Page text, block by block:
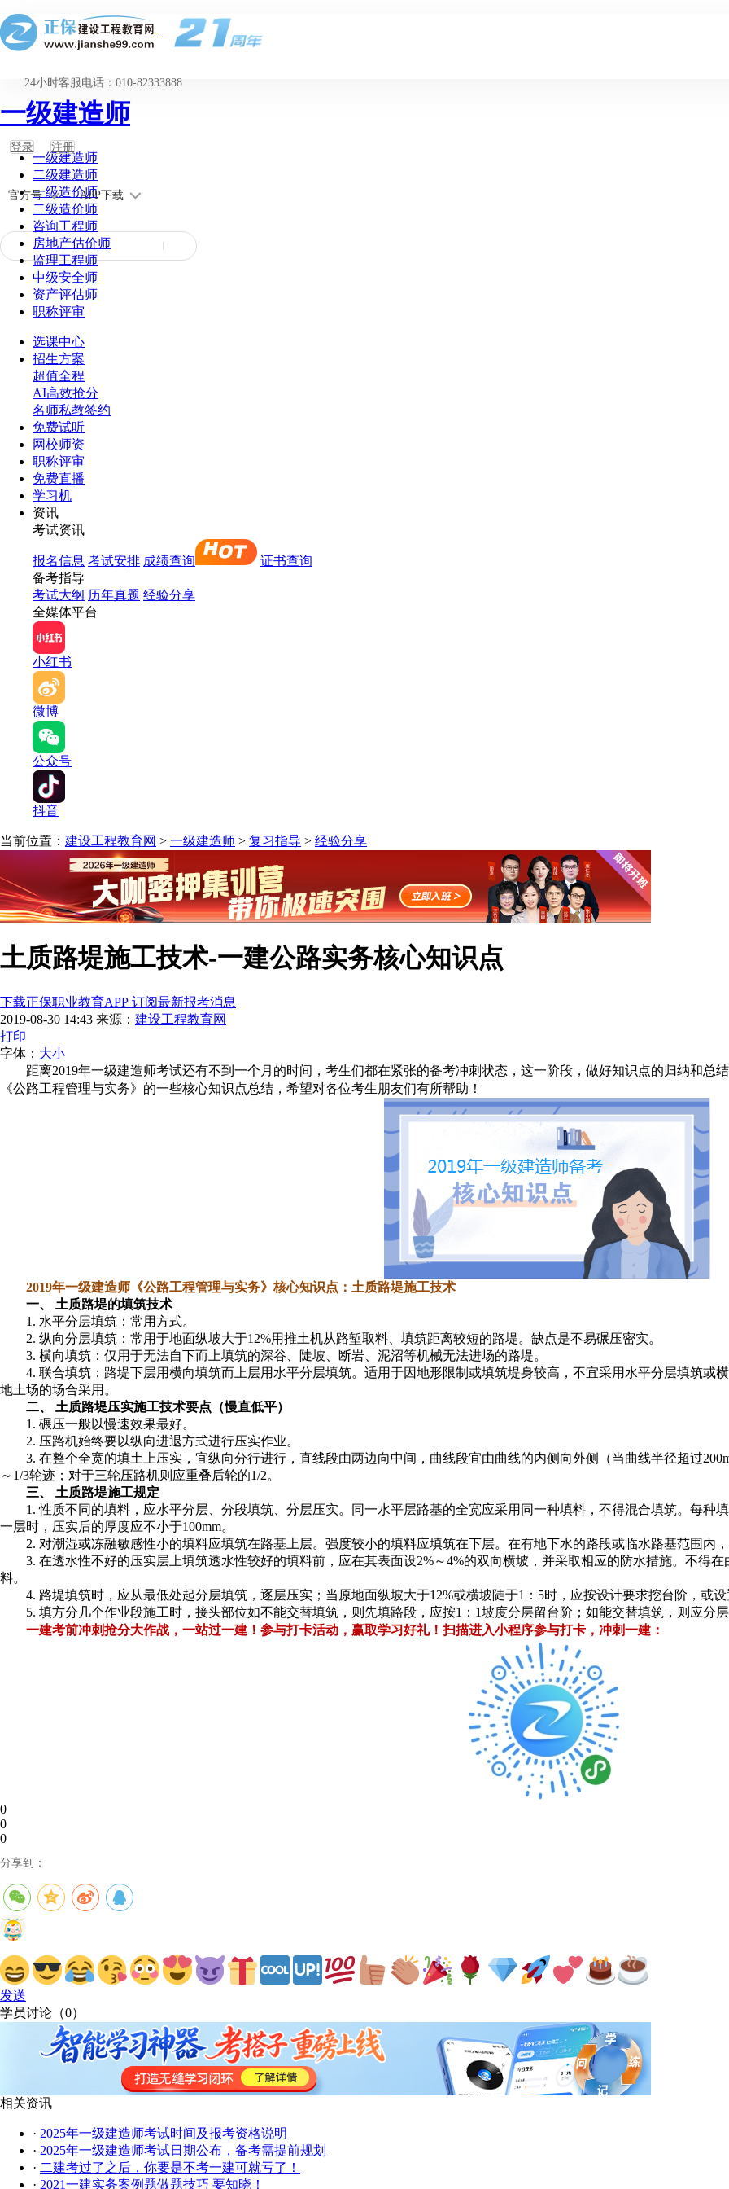
24小时客服电话：010-82333888
登录 注册
官方号 APP下载
一级建造师
一级建造师
二级建造师
一级造价师
二级造价师
咨询工程师
房地产估价师
监理工程师
中级安全师
资产评估师
职称评审
选课中心
招生方案
超值全程
AI高效抢分
名师私教签约
免费试听
网校师资
职称评审
免费直播
学习机
资讯
考试资讯
报名信息 考试安排 成绩查询
证书查询
备考指导
考试大纲 历年真题 经验分享
全媒体平台
小红书
微博
公众号
抖音
当前位置： 建设工程教育网 > 一级建造师 > 复习指导 > 经验分享
土质路堤施工技术-一建公路实务核心知识点
下载正保职业教育APP 订阅最新报考消息
2019-08-30 14:43 来源： 建设工程教育网
打印
字体： 大小
距离2019年一级建造师考试还有不到一个月的时间，考生们都在紧张的备考冲刺状态，这一阶段，做好知识点的归纳和总
《公路工程管理与实务》的一些核心知识点总结，希望对各位考生朋友们有所帮助！
2019年一级建造师《公路工程管理与实务》核心知识点：土质路堤施工技术
一、 土质路堤的填筑技术
1. 水平分层填筑：常用方式。
2. 纵向分层填筑：常用于地面纵坡大于12%用推土机从路堑取料、填筑距离较短的路堤。缺点是不易碾压密实。
3. 横向填筑：仅用于无法自下而上填筑的深谷、陡坡、断岩、泥沼等机械无法进场的路堤。
4. 联合填筑：路堤下层用横向填筑而上层用水平分层填筑。适用于因地形限制或填筑堤身较高，不宜采用水平分层填筑或
地土场的场合采用。
二、 土质路堤压实施工技术要点（慢直低平）
1. 碾压一般以慢速效果最好。
2. 压路机始终要以纵向进退方式进行压实作业。
3. 在整个全宽的填土上压实，宜纵向分行进行，直线段由两边向中间，曲线段宜由曲线的内侧向外侧（当曲线半径超过
～1/3轮迹；对于三轮压路机则应重叠后轮的1/2。
三、 土质路堤施工规定
1. 性质不同的填料，应水平分层、分段填筑、分层压实。同一水平层路基的全宽应采用同一种填料，不得混合填筑。每种
一层时，压实后的厚度应不小于100mm。
2. 对潮湿或冻融敏感性小的填料应填筑在路基上层。强度较小的填料应填筑在下层。在有地下水的路段或临水路基范围内
3. 在透水性不好的压实层上填筑透水性较好的填料前，应在其表面设2%～4%的双向横坡，并采取相应的防水措施。不得
料。
4. 路堤填筑时，应从最低处起分层填筑，逐层压实；当原地面纵坡大于12%或横坡陡于1：5时，应按设计要求挖台阶，或
5. 填方分几个作业段施工时，接头部位如不能交替填筑，则先填路段，应按1：1坡度分层留台阶；如能交替填筑，则应分
一建考前冲刺抢分大作战，一站过一建！参与打卡活动，赢取学习好礼！扫描进入小程序参与打卡，冲刺一建：
0
0
0
分享到：
发送
学员讨论（0）
相关资讯
· 2025年一级建造师考试时间及报考资格说明
· 2025年一级建造师考试日期公布，备考需提前规划
· 二建考过了之后，你要是不考一建可就亏了！
· 2021一建实务案例题做题技巧 要知晓！